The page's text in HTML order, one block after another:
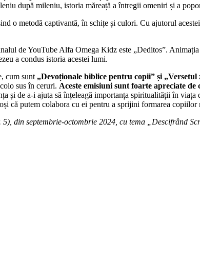
după mileniu, istoria măreață a întregii omeniri și a
o metodă captivantă, în schițe și culori. Cu ajutorul
de YouTube Alfa Omega Kidz este „Deditos”.
a condus istoria acestei lumi.
cum sunt „Devoționale biblice pentru copii” și „Versetul
sus în ceruri. Aceste emisiuni sunt foarte apreciate
și de a-i ajuta să înțeleagă importanța spiritualității în
că putem colabora cu ei pentru a sprijini formarea
din septembrie-octombrie 2024, cu tema „Descifrând